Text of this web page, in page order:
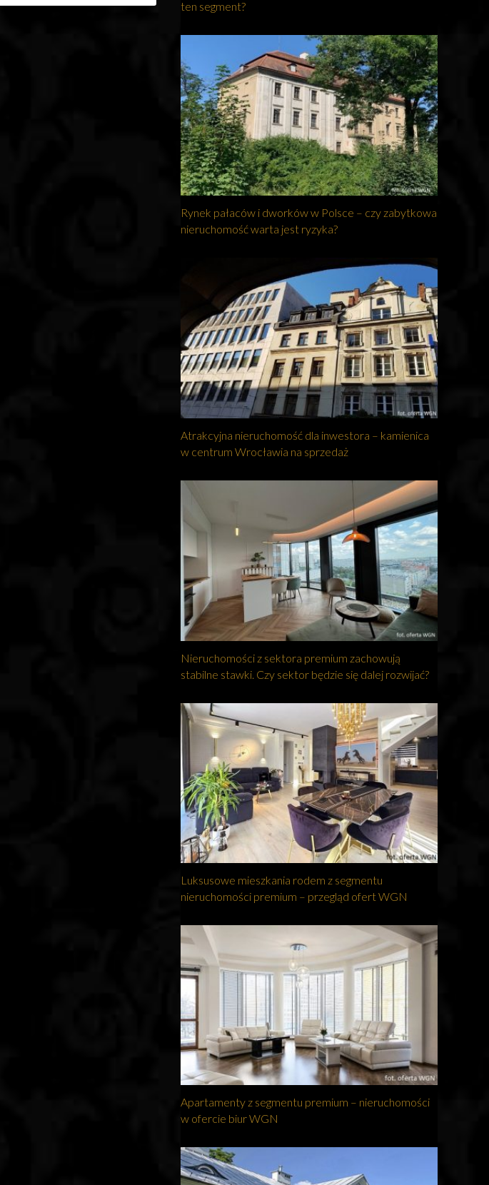
ten segment?
Rynek pałaców i dworków w Polsce – czy zabytkowa
nieruchomość warta jest ryzyka?
Atrakcyjna nieruchomość dla inwestora – kamienica
w centrum Wrocławia na sprzedaż
Nieruchomości z sektora premium zachowują
stabilne stawki. Czy sektor będzie się dalej rozwijać?
Luksusowe mieszkania rodem z segmentu
nieruchomości premium – przegląd ofert WGN
Apartamenty z segmentu premium – nieruchomości
w ofercie biur WGN